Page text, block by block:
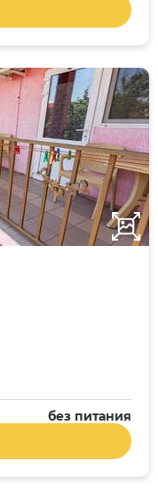
без питания